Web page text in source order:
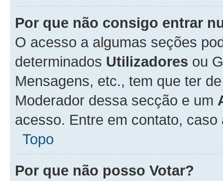
Por que não consigo entrar
O acesso a algumas seções
determinados Utilizadores ou
Mensagens, etc., tem que ter
Moderador dessa secção e um
acesso. Entre em contato,
Topo
Por que não posso Votar?